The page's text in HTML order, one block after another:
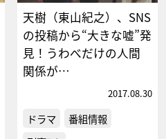
天樹（東山紀之）、SNS
の投稿から“大きな嘘”発
見！うわべだけの人間
関係が…
2017.08.30
ドラマ
番組情報